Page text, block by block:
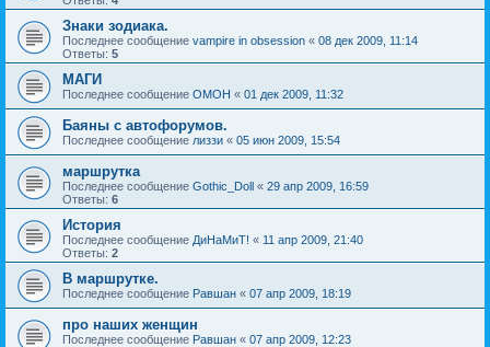
Знаки зодиака.
Последнее сообщение vampire in obsession « 08 дек 2009, 11:14
Ответы: 5
МАГИ
Последнее сообщение OMOH « 01 дек 2009, 11:32
Баяны с автофорумов.
Последнее сообщение лиззи « 05 июн 2009, 15:54
маршрутка
Последнее сообщение Gothic_Doll « 29 апр 2009, 16:59
Ответы: 6
История
Последнее сообщение ДиНаМиТ! « 11 апр 2009, 21:40
Ответы: 2
В маршрутке.
Последнее сообщение Равшан « 07 апр 2009, 18:19
про наших женщин
Последнее сообщение Равшан « 07 апр 2009, 12:23